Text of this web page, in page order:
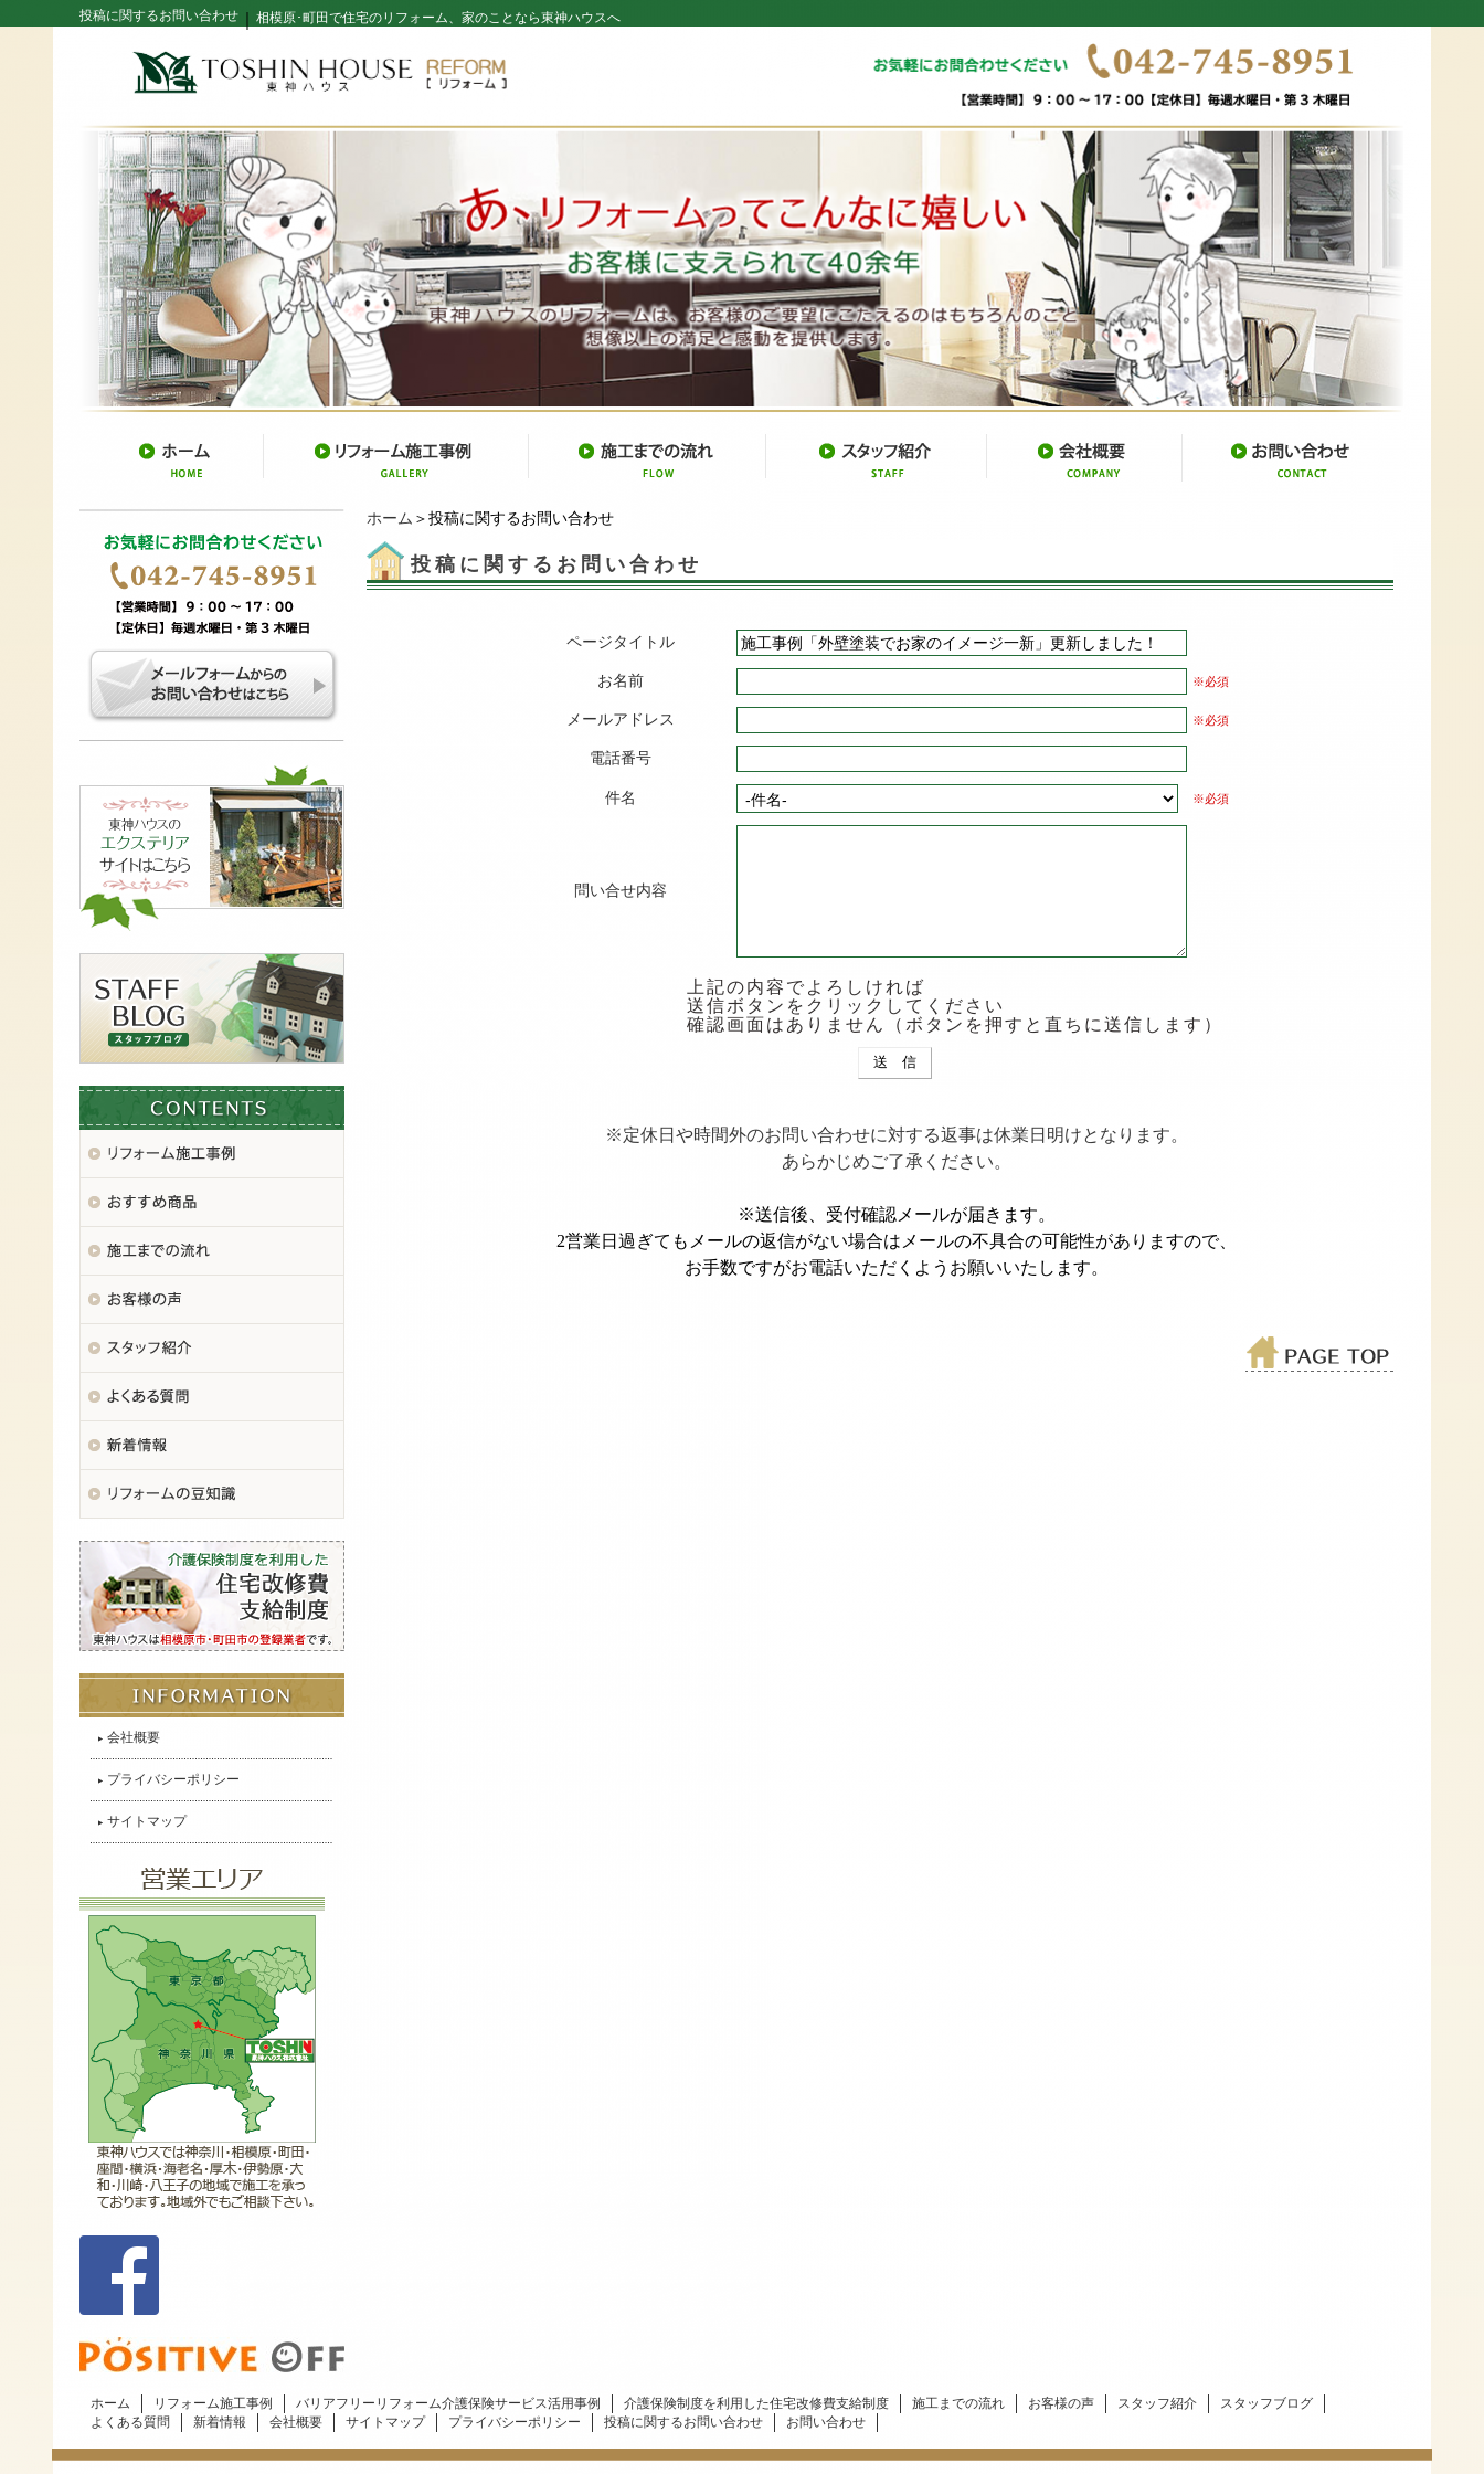
投稿に関するお問い合わせ 相模原･町田で住宅のリフォーム、家のことなら東神ハウスへ
ホーム ＞投稿に関するお問い合わせ
投稿に関するお問い合わせ
ページタイトル
お名前 ※必須
メールアドレス ※必須
電話番号
件名 ※必須
問い合せ内容
上記の内容でよろしければ
送信ボタンをクリックしてください
確認画面はありません（ボタンを押すと直ちに送信します）
※定休日や時間外のお問い合わせに対する返事は休業日明けとなります。
あらかじめご了承ください。
※送信後、受付確認メールが届きます。
2営業日過ぎてもメールの返信がない場合はメールの不具合の可能性がありますので、
お手数ですがお電話いただくようお願いいたします。
会社概要
プライバシーポリシー
サイトマップ
ホーム リフォーム施工事例 バリアフリーリフォーム介護保険サービス活用事例 介護保険制度を利用した住宅改修費支給制度 施工までの流れ お客様の声 スタッフ紹介
スタッフブログ
よくある質問
新着情報 会社概要 サイトマップ プライバシーポリシー 投稿に関するお問い合わせ お問い合わせ